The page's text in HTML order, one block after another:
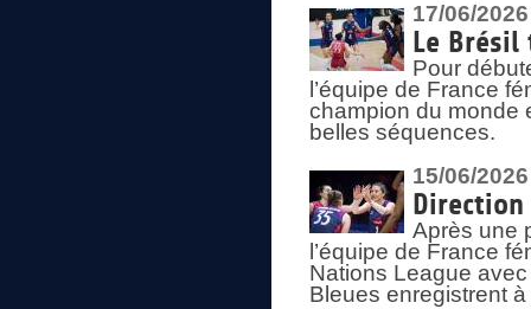
17/06/2026
Le
Pour
l’équipe de France
champion du monde
belles séquences.
15/06/2026
Après une
l’équipe de France
Nations League
Bleues enregistrent